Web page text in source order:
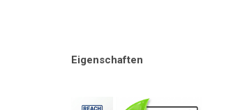
Eigenschaften